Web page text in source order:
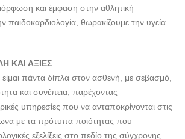
| ΚΡΑΓΙΟΠΟΥΛΟΥ ΧΡΙΣΤΙΝΑ---
| ΚΡΑΓΙΟΠΟΥΛΟΥ ΧΡΙΣΤΙΝΑ---
| ΚΡΑΓΙΟΠΟΥΛΟΥ ΧΡΙΣΤΙΝΑ---
και έμφαση στην αθλητική
παιδοκαρδιολογία, θωρακίζουμε την υγεία
ΚΑΙ ΑΞΙΕΣ
πάντα δίπλα στον ασθενή, με σεβασμό,
και συνέπεια, παρέχοντας
υπηρεσίες που να ανταποκρίνονται στις
με τα πρότυπα ποιότητας που
εξελίξεις στο πεδίο της σύγχρονης